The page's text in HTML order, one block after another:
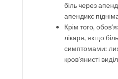
біль через
апендикс
Крім того,
лікаря, якщо
симптомами:
кров’янисті